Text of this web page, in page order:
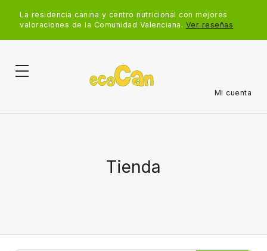
La residencia canina y centro nutricional con mejores
valoraciones de la Comunidad Valenciana. Ver reseñas
Mi cuenta
Tienda